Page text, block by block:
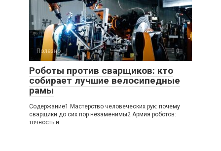
Полезно 0
Роботы против сварщиков: кто
собирает лучшие велосипедные
рамы
Содержание1 Мастерство человеческих рук: почему
сварщики до сих пор незаменимы2 Армия роботов:
точность и